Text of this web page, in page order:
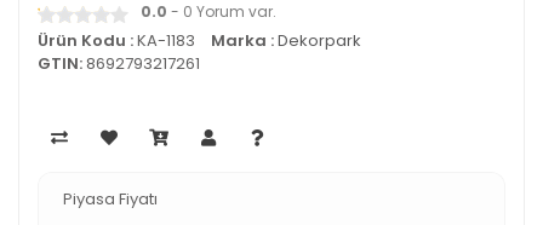
0.0 - 0 Yorum var.
Ürün Kodu :KA-1183 Marka :Dekorpark
GTIN:8692793217261
Piyasa Fiyatı